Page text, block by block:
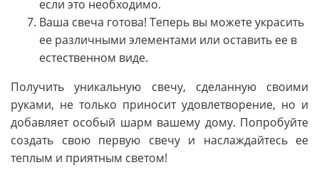
если это необходимо.
Ваша свеча готова! Теперь вы можете украсить
ее различными элементами или оставить ее в
естественном виде.
Получить уникальную свечу, сделанную своими
руками, не только приносит удовлетворение, но и
добавляет особый шарм вашему дому. Попробуйте
создать свою первую свечу и наслаждайтесь ее
теплым и приятным светом!